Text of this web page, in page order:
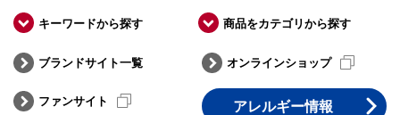
キーワードから探す 商品をカテゴリから探す
ブランドサイト一覧 オンラインショップ
ファンサイト アレルギー情報